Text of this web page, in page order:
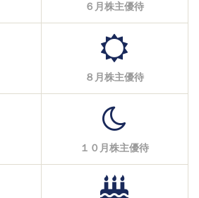
６月株主優待
８月株主優待
１０月株主優待